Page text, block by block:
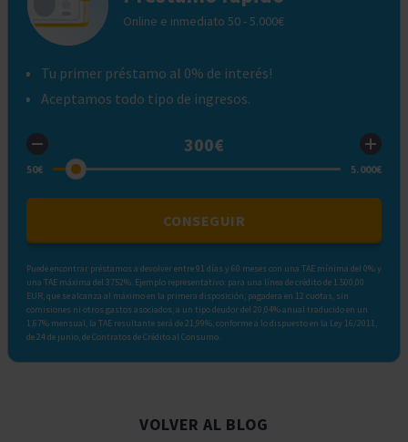
Online e inmediato 50 - 5.000€
Tu primer préstamo al 0% de interés!
Aceptamos todo tipo de ingresos.
CONSEGUIR
Puede encontrar préstamos a devolver entre 91 días y 60 meses con una TAE mínima del 0% y
una TAE máxima del 3752%. Ejemplo representativo: para una línea de crédito de 1.500,00
EUR, que se alcanza al máximo en la primera disposición, pagadera en 12 cuotas, sin
comisiones ni otros gastos asociados, a un tipo deudor del 20,04% anual traducido en un
1,67% mensual, la TAE resultante será de 21,99%, conforme a lo dispuesto en la Ley 16/2011,
de 24 de junio, de Contratos de Crédito al Consumo.
VOLVER AL BLOG